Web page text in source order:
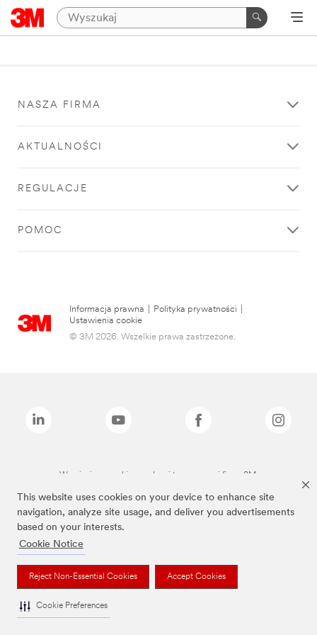
This website uses cookies on your device to enhance site
navigation, analyze site usage, and deliver you advertisements
based on your interests.
Cookie Notice
Reject Non-Essential Cookies Accept Cookies
Cookie Preferences
NASZA FIRMA
AKTUALNOŚCI
REGULACJE
POMOC
Informacja prawna Polityka prywatności
Ustawienia cookie
© 3M 2026. Wszelkie prawa zastrzeżone.
Wymienione marki są znakami towarowymi firmy 3M.